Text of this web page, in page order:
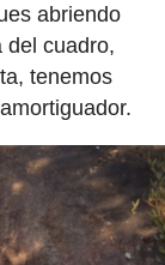
abriendo
del cuadro,
tenemos